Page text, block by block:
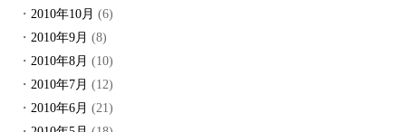
2010年10月 (6)
2010年9月 (8)
2010年8月 (10)
2010年7月 (12)
2010年6月 (21)